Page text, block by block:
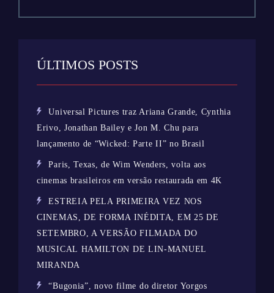
ÚLTIMOS POSTS
Universal Pictures traz Ariana Grande, Cynthia
Erivo, Jonathan Bailey e Jon M. Chu para
lançamento de “Wicked: Parte II” no Brasil
Paris, Texas, de Wim Wenders, volta aos
cinemas brasileiros em versão restaurada em 4K
ESTREIA PELA PRIMEIRA VEZ NOS
CINEMAS, DE FORMA INÉDITA, EM 25 DE
SETEMBRO, A VERSÃO FILMADA DO
MUSICAL HAMILTON DE LIN-MANUEL
MIRANDA
“Bugonia”, novo filme do diretor Yorgos